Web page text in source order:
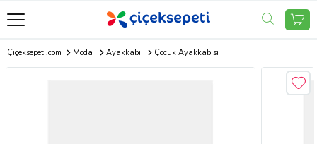
Çiçeksepeti.com Moda Ayakkabı Çocuk Ayakkabısı